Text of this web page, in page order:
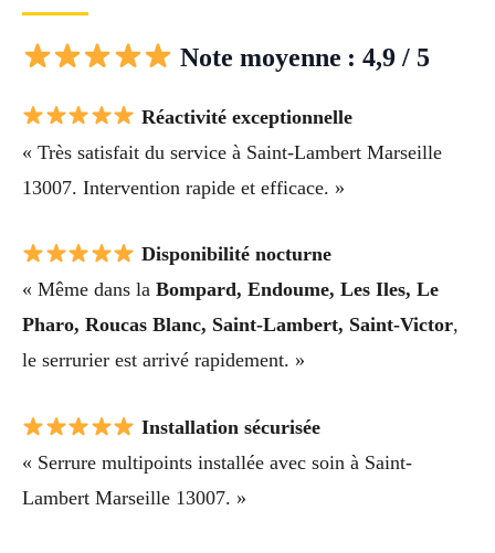
Note moyenne : 4,9 / 5
Réactivité exceptionnelle
« Très satisfait du service à Saint-Lambert Marseille
13007. Intervention rapide et efficace. »
Disponibilité nocturne
« Même dans la Bompard, Endoume, Les Iles, Le
Pharo, Roucas Blanc, Saint-Lambert, Saint-Victor,
le serrurier est arrivé rapidement. »
Installation sécurisée
« Serrure multipoints installée avec soin à Saint-
Lambert Marseille 13007. »